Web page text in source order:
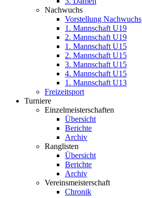
Nachwuchs
Vorstellung Nachwuchs
1. Mannschaft U19
2. Mannschaft U19
1. Mannschaft U15
2. Mannschaft U15
3. Mannschaft U15
4. Mannschaft U15
1. Mannschaft U13
Freizeitsport
Turniere
Einzelmeisterschaften
Übersicht
Berichte
Archiv
Ranglisten
Übersicht
Berichte
Archiv
Vereinsmeisterschaft
Chronik